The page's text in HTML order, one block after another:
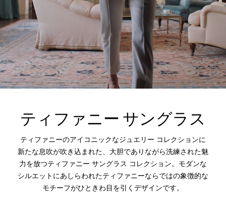
ティファニー サングラス
ティファニーのアイコニックなジュエリー コレクションに
新たな息吹が吹き込まれた、大胆でありながら洗練された魅
力を放つティファニー サングラス コレクション。モダンな
シルエットにあしらわれたティファニーならではの象徴的な
モチーフがひときわ目を引くデザインです。